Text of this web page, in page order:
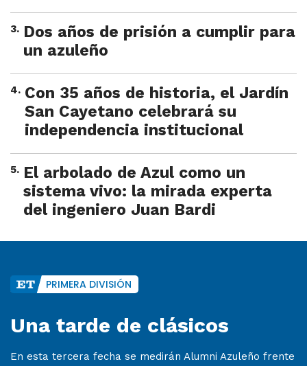
3. Dos años de prisión a cumplir para
un azuleño
4. Con 35 años de historia, el Jardín
San Cayetano celebrará su
independencia institucional
5. El arbolado de Azul como un
sistema vivo: la mirada experta
del ingeniero Juan Bardi
PRIMERA DIVISIÓN
Una tarde de clásicos
En esta tercera fecha se medirán Alumni Azuleño frente